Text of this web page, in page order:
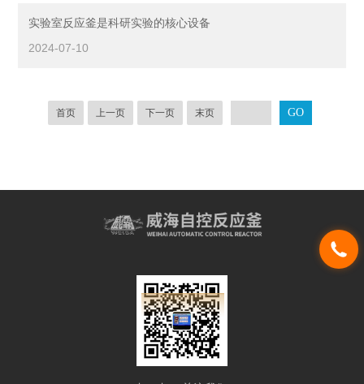
实验室反应釜是科研实验的核心设备
2024-07-10
首页 上一页 下一页 末页